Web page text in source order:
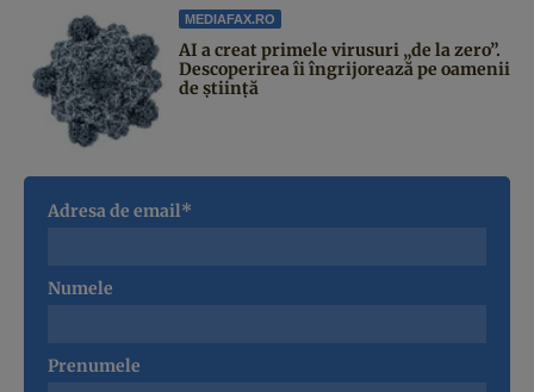
MEDIAFAX.RO
AI a creat primele virusuri „de la zero”.
Descoperirea îi îngrijorează pe oamenii
de știință
Adresa de email*
Numele
Prenumele